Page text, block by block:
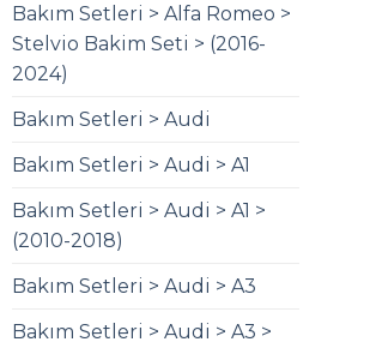
Bakım Setleri > Alfa Romeo >
Stelvio Bakim Seti > (2016-
2024)
Bakım Setleri > Audi
Bakım Setleri > Audi > A1
Bakım Setleri > Audi > A1 >
(2010-2018)
Bakım Setleri > Audi > A3
Bakım Setleri > Audi > A3 >